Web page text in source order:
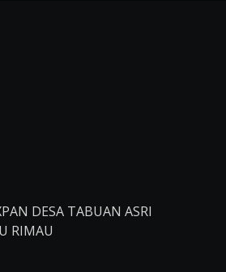
DESA TABUAN ASRI
RIMAU